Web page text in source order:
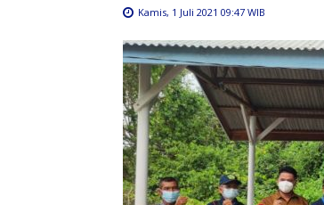
Kamis, 1 Juli 2021 09:47 WIB